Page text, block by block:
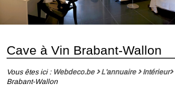
Cave à Vin Brabant-Wallon
Vous êtes ici : Webdeco.be L'annuaire Intérieur
Brabant-Wallon